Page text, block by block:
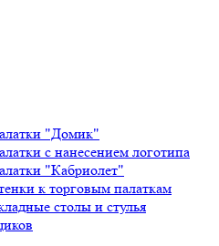
"Домик"
с нанесением логотипа
"Кабриолет"
к торговым палаткам
столы и стулья